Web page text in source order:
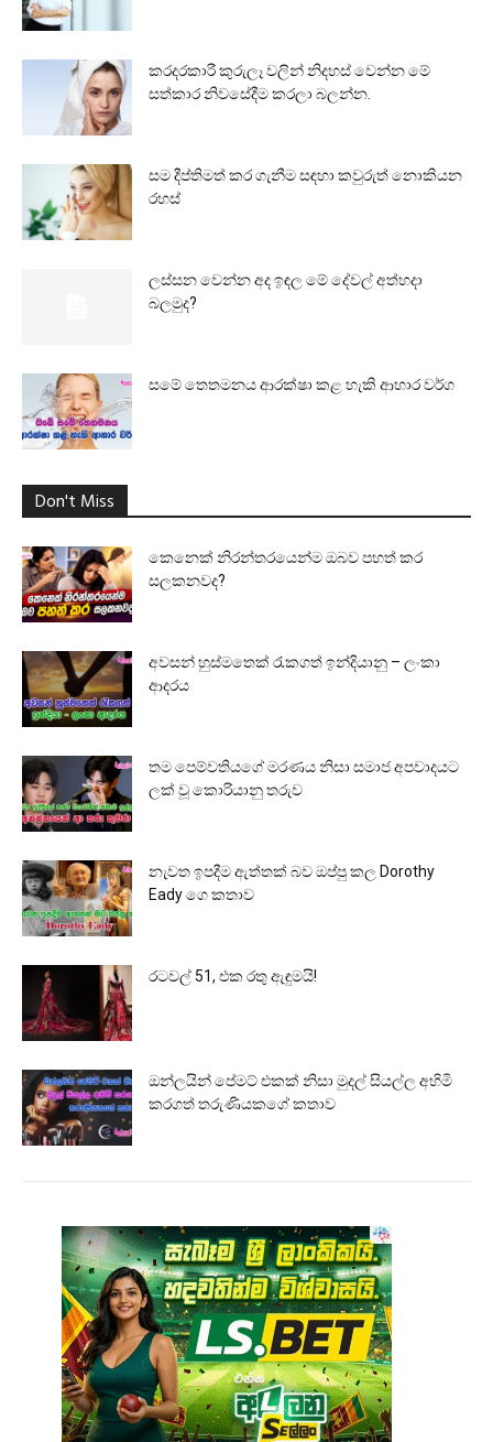
කරදරකාරී කුරුලෑ වලින් නිදහස් වෙන්න මේ
සත්කාර නිවසේදීම කරලා බලන්න.
සම දීප්තිමත් කර ගැනීම සඳහා කවුරුත් නොකියන
රහස්
ලස්සන වෙන්න අද ඉඳල මේ දේවල් අත්හදා
බලමුද?
සමේ තෙතමනය ආරක්ෂා කළ හැකි ආහාර වර්ග
Don't Miss
කෙනෙක් නිරන්තරයෙන්ම ඔබව පහත් කර
සලකනවද?
අවසන් හුස්මතෙක් රැකගත් ඉන්දියානු – ලංකා
ආදරය
තම පෙම්වතියගේ මරණය නිසා සමාජ අපවාදයට
ලක් වූ කොරියානු තරුව
නැවත ඉපදීම ඇත්තක් බව ඔප්පු කල Dorothy
Eady ගෙ කතාව
රටවල් 51, එක රතු ඇඳුමයි!
ඔන්ලයින් පේමට් එකක් නිසා මුදල් සියල්ල අහිමි
කරගත් තරුණියකගේ කතාව